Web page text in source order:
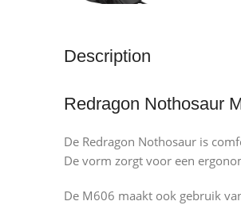
Description
Redragon Nothosaur
De Redragon Nothosaur is
De vorm zorgt voor een
De M606 maakt ook gebruik